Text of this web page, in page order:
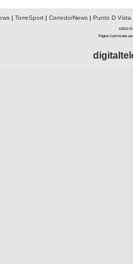
| TorreSport| CorredorNews| Punto D Vista
©2010 El
Página Optimizada